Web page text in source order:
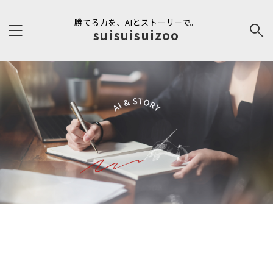
勝てる力を、AIとストーリーで。
suisuisuizoo